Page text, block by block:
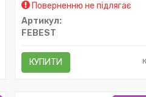
Поверненню не підлягає
Артикул:
FEBEST
КУПИТИ